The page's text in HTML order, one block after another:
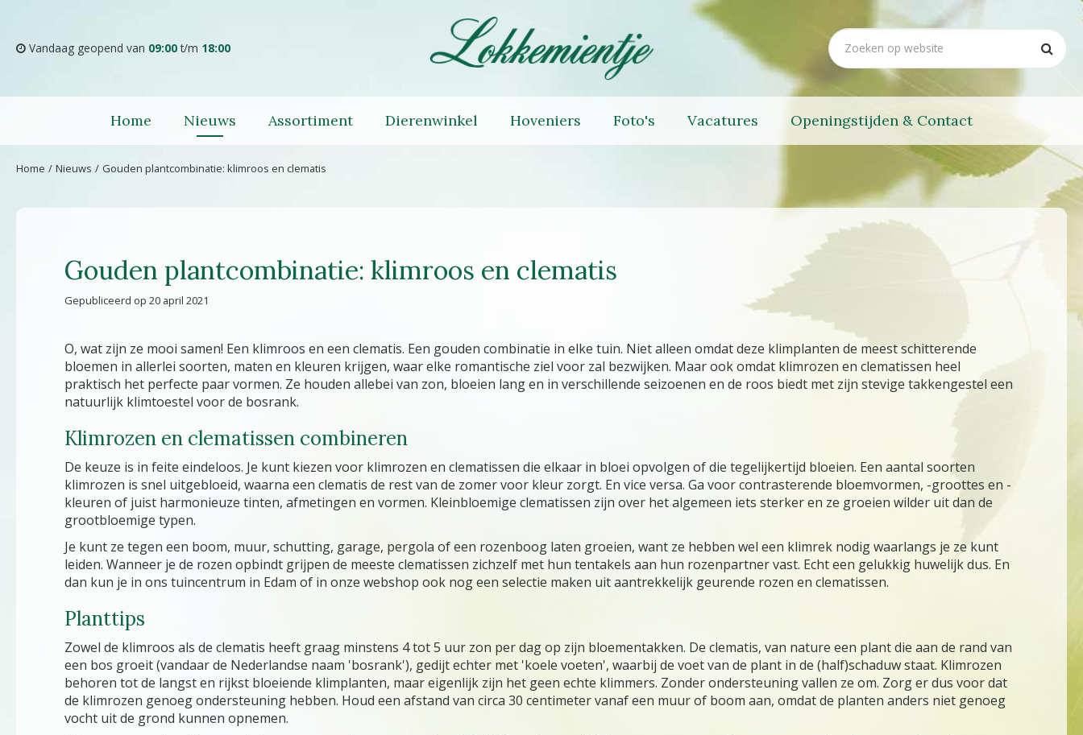
content
Home Nieuws Gouden plantcombinatie: klimroos en clematis
Vandaag geopend van 09:00t/m 18:00
Home Nieuws Assortiment Dierenwinkel Hoveniers Foto's Vacatures Openingstijden & Contact
Gouden plantcombinatie: klimroos en clematis
Gepubliceerd op 20 april 2021
O, wat zijn ze mooi samen! Een klimroos en een clematis. Een gouden combinatie in elke tuin. Niet alleen omdat deze klimplanten de meest schitterende
bloemen in allerlei soorten, maten en kleuren krijgen, waar elke romantische ziel voor zal bezwijken. Maar ook omdat klimrozen en clematissen heel
praktisch het perfecte paar vormen. Ze houden allebei van zon, bloeien lang en in verschillende seizoenen en de roos biedt met zijn stevige takkengestel een
natuurlijk klimtoestel voor de bosrank.
Klimrozen en clematissen combineren
De keuze is in feite eindeloos. Je kunt kiezen voor klimrozen en clematissen die elkaar in bloei opvolgen of die tegelijkertijd bloeien. Een aantal soorten
klimrozen is snel uitgebloeid, waarna een clematis de rest van de zomer voor kleur zorgt. En vice versa. Ga voor contrasterende bloemvormen, -groottes en -
kleuren of juist harmonieuze tinten, afmetingen en vormen. Kleinbloemige clematissen zijn over het algemeen iets sterker en ze groeien wilder uit dan de
grootbloemige typen.
Je kunt ze tegen een boom, muur, schutting, garage, pergola of een rozenboog laten groeien, want ze hebben wel een klimrek nodig waarlangs je ze kunt
leiden. Wanneer je de rozen opbindt grijpen de meeste clematissen zichzelf met hun tentakels aan hun rozenpartner vast. Echt een gelukkig huwelijk dus. En
dan kun je in ons tuincentrum in Edam of in onze webshop ook nog een selectie maken uit aantrekkelijk geurende rozen en clematissen.
Planttips
Zowel de klimroos als de clematis heeft graag minstens 4 tot 5 uur zon per dag op zijn bloementakken. De clematis, van nature een plant die aan de rand van
een bos groeit (vandaar de Nederlandse naam 'bosrank'), gedijt echter met 'koele voeten', waarbij de voet van de plant in de (half)schaduw staat. Klimrozen
behoren tot de langst en rijkst bloeiende klimplanten, maar eigenlijk zijn het geen echte klimmers. Zonder ondersteuning vallen ze om. Zorg er dus voor dat
de klimrozen genoeg ondersteuning hebben. Houd een afstand van circa 30 centimeter vanaf een muur of boom aan, omdat de planten anders niet genoeg
vocht uit de grond kunnen opnemen.